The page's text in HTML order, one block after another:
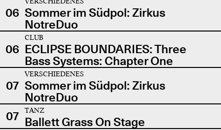
06 Sommer im Südpol: Zirkus
NotreDuo
06
CLUB
ECLIPSE BOUNDARIES: Three
Bass Systems: Chapter One
07
VERSCHIEDENES
Sommer im Südpol: Zirkus
NotreDuo
07
TANZ
Ballett Grass On Stage